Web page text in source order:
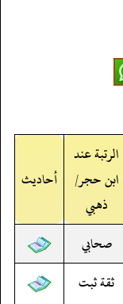
الرتبة عند
ابن حجر/
ذهبي
أحاديث
صحابي
ثقة ثبت